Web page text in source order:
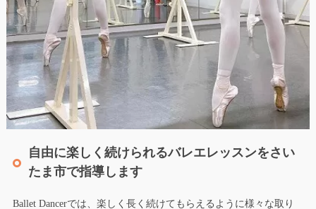
自由に楽しく続けられるバレエレッスンをさい
たま市で指導します
Ballet Dancerでは、楽しく長く続けてもらえるように様々な取り